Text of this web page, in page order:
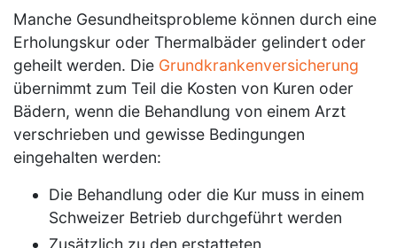
Manche Gesundheitsprobleme können durch eine
Erholungskur oder Thermalbäder gelindert oder
geheilt werden. Die Grundkrankenversicherung
übernimmt zum Teil die Kosten von Kuren oder
Bädern, wenn die Behandlung von einem Arzt
verschrieben und gewisse Bedingungen
eingehalten werden:
Die Behandlung oder die Kur muss in einem
Schweizer Betrieb durchgeführt werden
Zusätzlich zu den erstatteten